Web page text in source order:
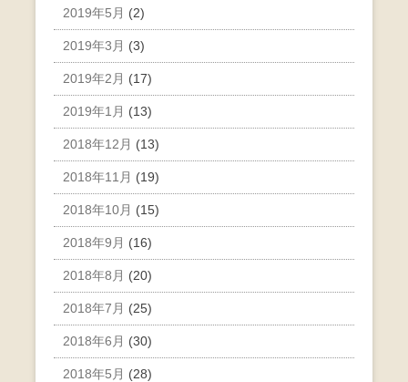
2019年5月 (2)
2019年3月 (3)
2019年2月 (17)
2019年1月 (13)
2018年12月 (13)
2018年11月 (19)
2018年10月 (15)
2018年9月 (16)
2018年8月 (20)
2018年7月 (25)
2018年6月 (30)
2018年5月 (28)